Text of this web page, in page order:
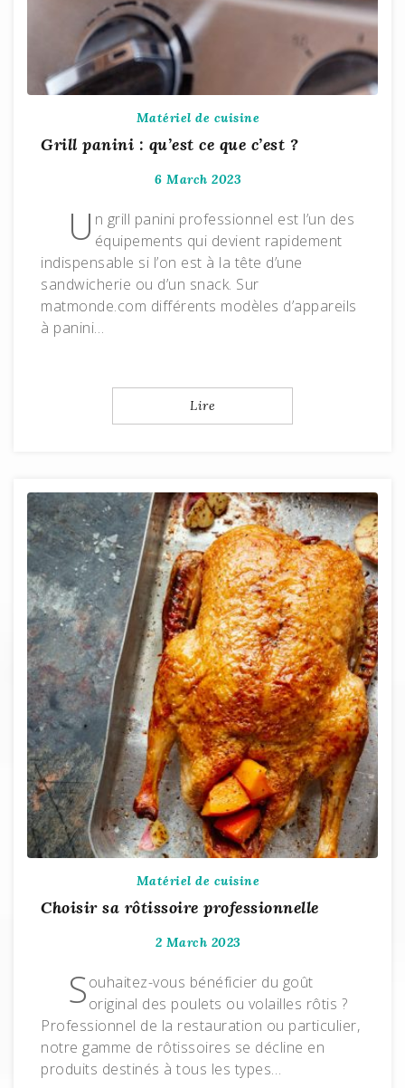
Matériel de cuisine
Grill panini : qu’est ce que c’est ?
6 March 2023
U n grill panini professionnel est l’un des
équipements qui devient rapidement
indispensable si l’on est à la tête d’une
sandwicherie ou d’un snack. Sur
matmonde.com différents modèles d’appareils
à panini…
Lire
Matériel de cuisine
Choisir sa rôtissoire professionnelle
2 March 2023
Souhaitez-vous bénéficier du goût
original des poulets ou volailles rôtis ?
Professionnel de la restauration ou particulier,
notre gamme de rôtissoires se décline en
produits destinés à tous les types…